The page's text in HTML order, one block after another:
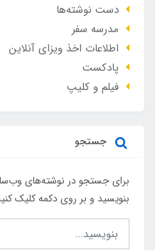
دست نوشته‌ها
مدرسه سفر
اطلاعات اخذ ویزای آنلاین
پادکست
فیلم و کلیپ
جستجو
برای جستجو در نوشته‌های
بنویسید و بر روی دکمه کلیک